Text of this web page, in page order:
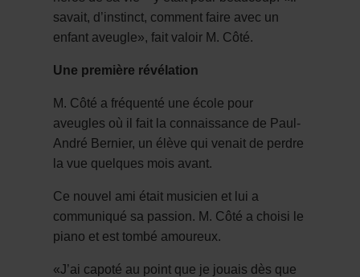
savait, d’instinct, comment faire avec un
enfant aveugle», fait valoir M. Côté.
Une première révélation
M. Côté a fréquenté une école pour
aveugles où il fait la connaissance de Paul-
André Bernier, un élève qui venait de perdre
la vue quelques mois avant.
Ce nouvel ami était musicien et lui a
communiqué sa passion. M. Côté a choisi le
piano et est tombé amoureux.
«J’ai capoté au point que je jouais dès que